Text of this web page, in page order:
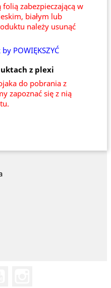
zabezpieczającą w
białym lub
należy usunąć
POWIĘKSZYĆ
do pobrania z
zapoznać się z nią